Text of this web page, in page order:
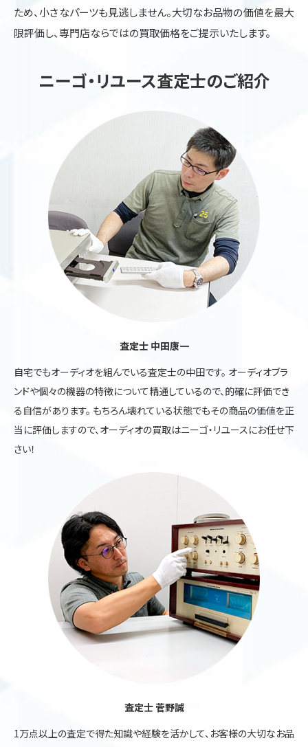
ため、小さなパーツも見逃しません。大切なお品物の価値を最大
限評価し、専門店ならではの買取価格をご提示いたします。
ニーゴ・リユース査定士のご紹介
査定士 中田康一
自宅でもオーディオを組んでいる査定士の中田です。 オーディオブラ
ンドや個々の機器の特徴について精通しているので、的確に評価でき
る自信があります。 もちろん壊れている状態でもその商品の価値を正
当に評価しますので、オーディオの買取はニーゴ・リユースにお任せ下
さい！
査定士 菅野誠
1万点以上の査定で得た知識や経験を活かして、お客様の大切なお品